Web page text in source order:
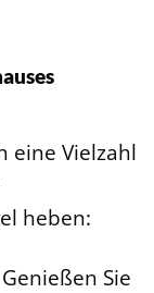
eine Vielzahl
heben:
Genießen Sie